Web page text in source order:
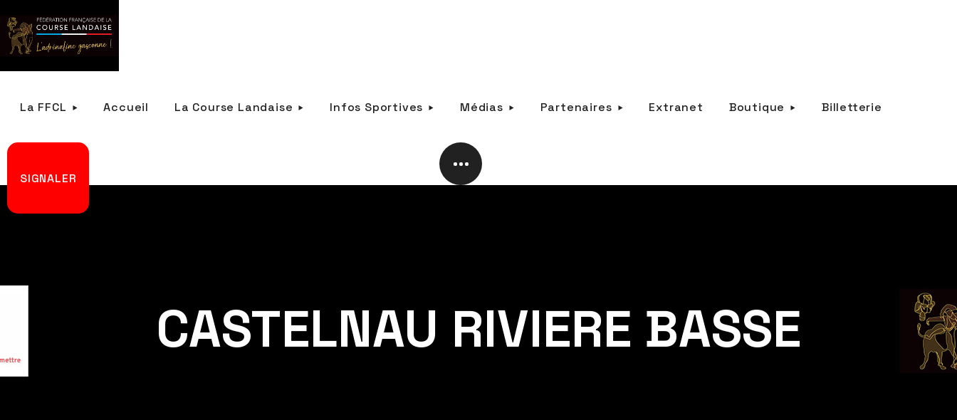
La FFCL Accueil La Course Landaise Infos Sportives Médias Partenaires Extranet Boutique Billetterie
SIGNALER
CASTELNAU RIVIERE BASSE